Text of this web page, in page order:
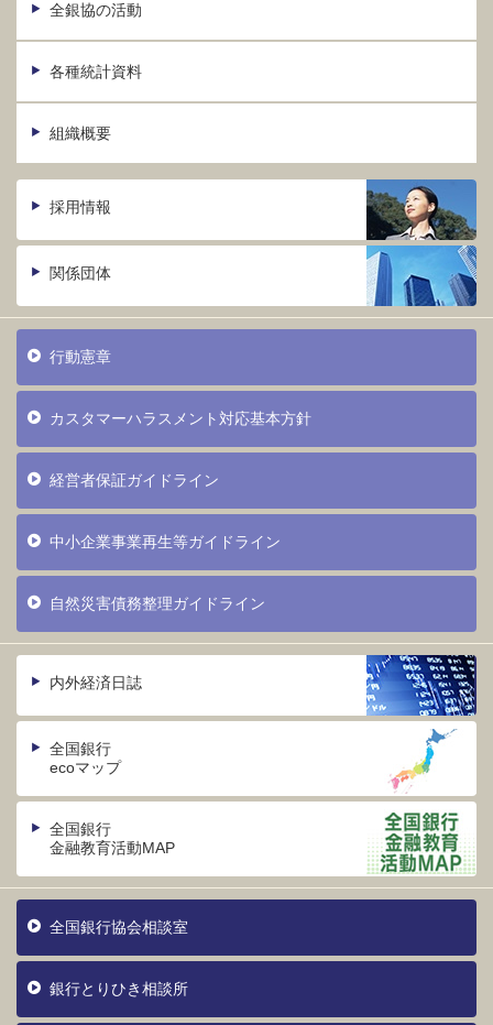
全銀協の活動
各種統計資料
組織概要
採用情報
関係団体
行動憲章
カスタマーハラスメント対応基本方針
経営者保証ガイドライン
中小企業事業再生等ガイドライン
自然災害債務整理ガイドライン
内外経済日誌
全国銀行
ecoマップ
全国銀行
金融教育活動MAP
全国銀行協会相談室
銀行とりひき相談所